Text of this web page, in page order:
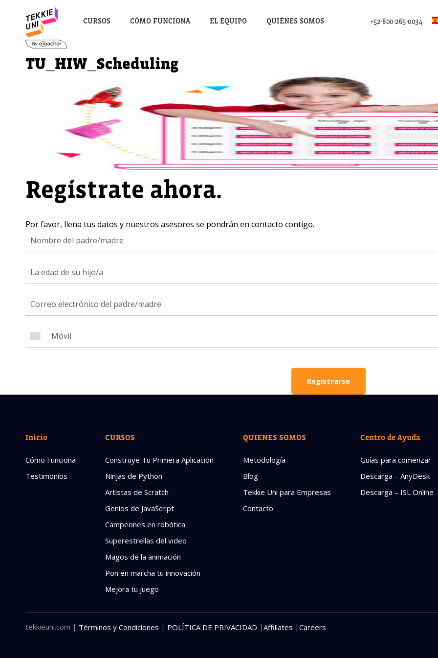
CURSOS CÓMO FUNCIONA EL EQUIPO QUIÉNES SOMOS +52-800-265-0034
TU_HIW_Scheduling
Regístrate ahora.
Por favor, llena tus datos y nuestros asesores se pondrán en contacto contigo.
La edad de su hijo/a
Registrarse
Inicio
Cómo Funciona
Testimonios
CURSOS
Construye Tu Primera Aplicación
Ninjas de Python
Artistas de Scratch
Genios de JavaScript
Campeones en robótica
Superestrellas del video
Magos de la animación
Pon en marcha tu innovación
Mejora tu juego
QUIENES SOMOS
Metodología
Blog
Tekkie Uni para Empresas
Contacto
Centro de Ayuda
Guías para comenzar
Descarga – AnyDesk
Descarga – ISL Online
tekkieuni.com | Términos y Condiciones | POLÍTICA DE PRIVACIDAD | Affiliates | Careers
para dejar tu información.
Nombre completo del padre/madre
La edad de su hijo/a
Política de